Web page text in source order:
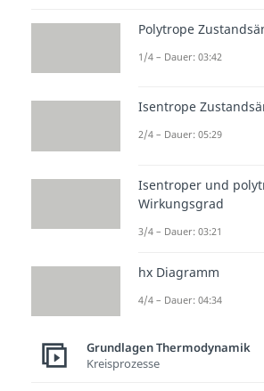
Nach Beantwortung
Studyflix zu verbessern.
Thermische
Polytrope
1/4 – Dauer: 03:42
Isentrope
2/4 – Dauer: 05:29
Isentroper und
Wirkungsgrad
3/4 – Dauer: 03:21
hx Diagramm
4/4 – Dauer: 04:34
Grundlagen Thermodynamik
Kreisprozesse